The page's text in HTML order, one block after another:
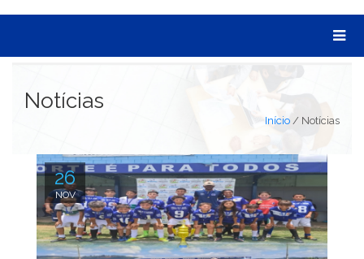
Notícias
Início / Notícias
26
NOV